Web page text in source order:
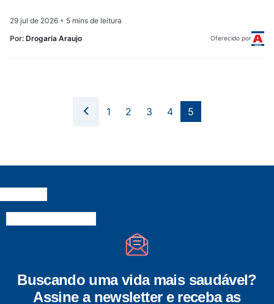
29 jul de 2026 • 5 mins de leitura
Por: Drogaria Araujo Oferecido por
1 2 3 4 5
Buscando uma vida mais saudável?
Assine a newsletter e receba as